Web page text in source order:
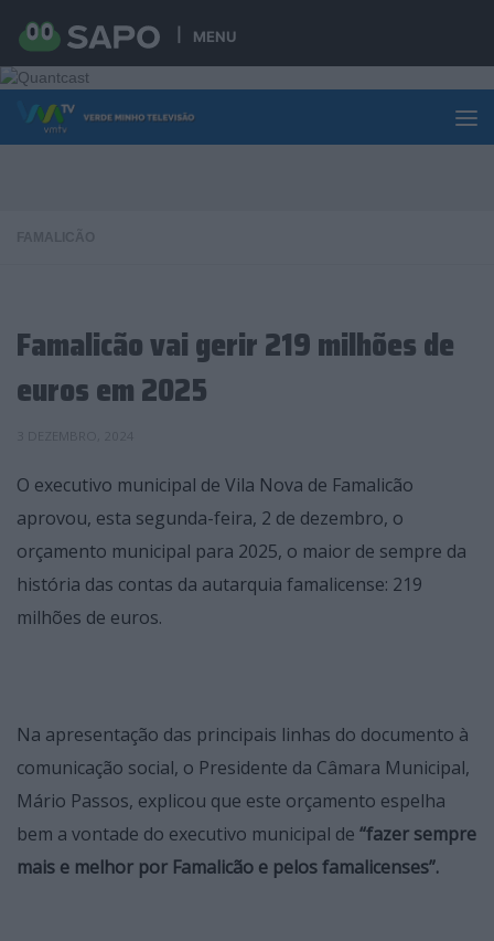
MENU
Skip to content
Famalicão vai gerir 219 milhões de
euros em 2025
O executivo municipal de Vila Nova de Famalicão
aprovou, esta segunda-feira, 2 de dezembro, o
orçamento municipal para 2025, o maior de sempre da
história das contas da autarquia famalicense: 219
milhões de euros.
Na apresentação das principais linhas do documento à
comunicação social, o Presidente da Câmara Municipal,
Mário Passos, explicou que este orçamento espelha
bem a vontade do executivo municipal de “fazer sempre
mais e melhor por Famalicão e pelos famalicenses”.